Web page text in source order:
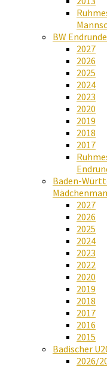
BW Endrunde
2027
2026
2025
2024
2023
2020
2019
2018
2017
Baden-
2027
2026
2025
2024
2023
2022
2020
2019
2018
2017
2016
2015
Badischer
2026/